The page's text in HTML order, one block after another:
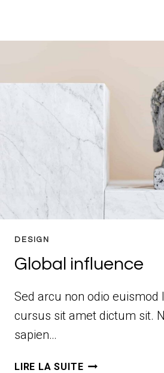
DESIGN
Global influence
Sed arcu non odio euismod
cursus sit amet dictum sit.
sapien…
LIRE LA SUITEGLOBAL